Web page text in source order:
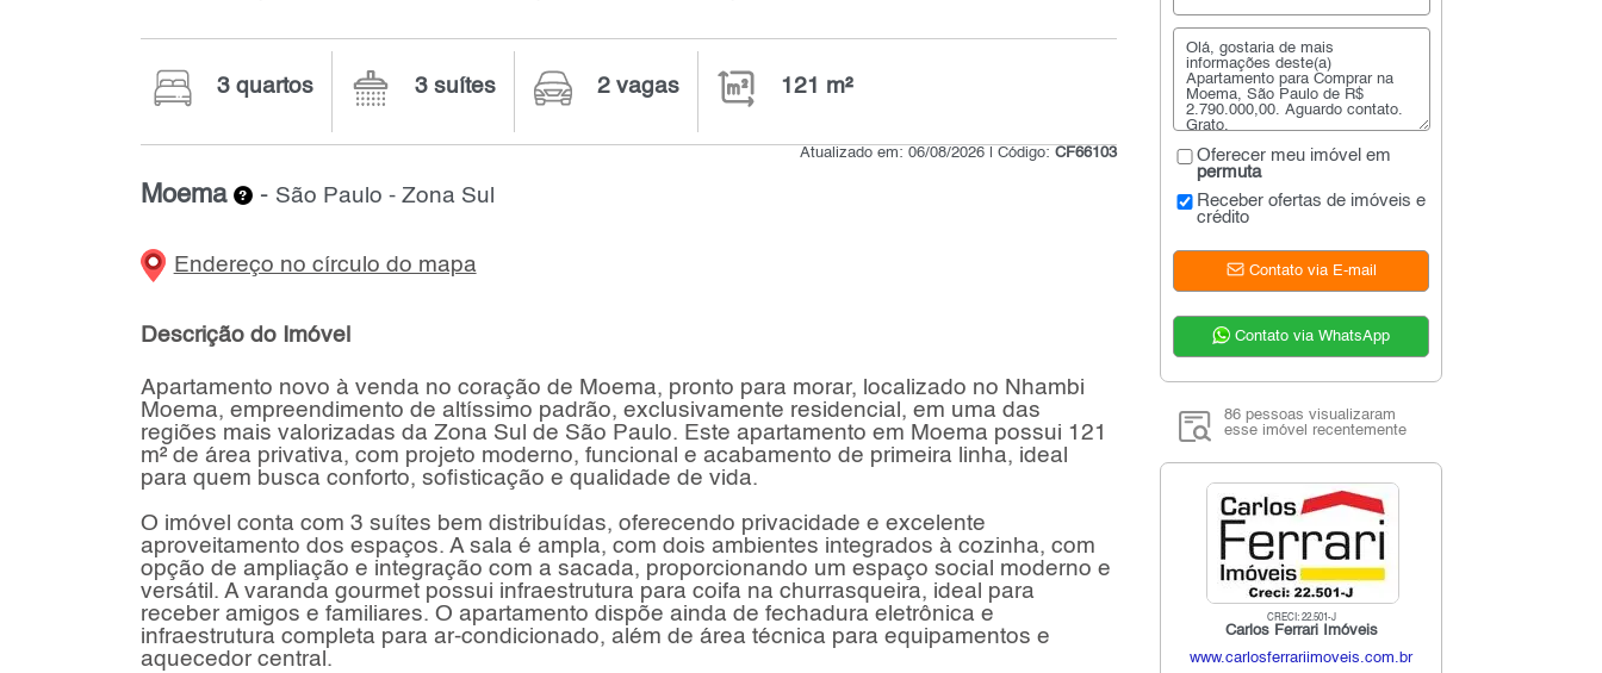
3 quartos 3 suítes 2 vagas 121 m²
Atualizado em: 06/08/2026 | Código:CF66103
Moema - São Paulo - Zona Sul
Endereço no círculo do mapa
Descrição do Imóvel
Apartamento novo à venda no coração de Moema, pronto para morar, localizado no Nhambi
Moema, empreendimento de altíssimo padrão, exclusivamente residencial, em uma das
regiões mais valorizadas da Zona Sul de São Paulo. Este apartamento em Moema possui 121
m² de área privativa, com projeto moderno, funcional e acabamento de primeira linha, ideal
para quem busca conforto, sofisticação e qualidade de vida.
O imóvel conta com 3 suítes bem distribuídas, oferecendo privacidade e excelente
aproveitamento dos espaços. A sala é ampla, com dois ambientes integrados à cozinha, com
opção de ampliação e integração com a sacada, proporcionando um espaço social moderno e
versátil. A varanda gourmet possui infraestrutura para coifa na churrasqueira, ideal para
receber amigos e familiares. O apartamento dispõe ainda de fechadura eletrônica e
infraestrutura completa para ar-condicionado, além de área técnica para equipamentos e
aquecedor central.
Oferecer meu imóvel em
permuta
Receber ofertas de imóveis e
crédito
Contato via E-mail
Contato via WhatsApp
86 pessoas visualizaram
esse imóvel recentemente
CRECI: 22.501-J
Carlos Ferrari Imóveis
www.carlosferrariimoveis.com.br